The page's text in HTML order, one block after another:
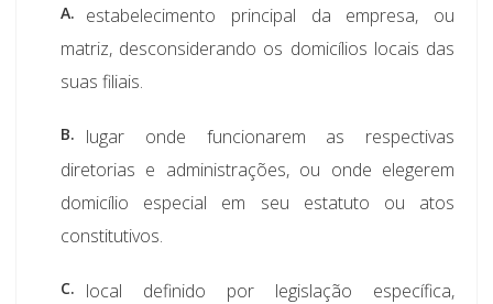
A.
estabelecimento principal da empresa, ou
matriz, desconsiderando os domicílios locais das
suas filiais.
B.
lugar onde funcionarem as respectivas
diretorias e administrações, ou onde elegerem
domicílio especial em seu estatuto ou atos
constitutivos.
C.
local definido por legislação específica,